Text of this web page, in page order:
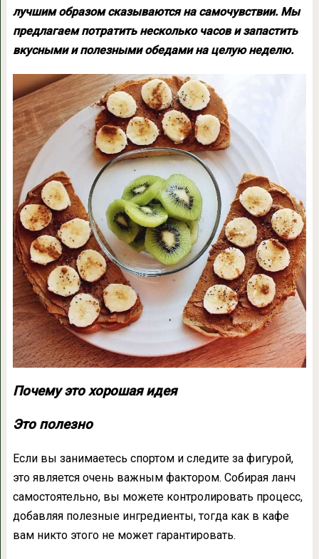
лучшим образом сказываются на самочувствии. Мы
предлагаем потратить несколько часов и запастить
вкусными и полезными обедами на целую неделю.
Почему это хорошая идея
Это полезно
Если вы занимаетесь спортом и следите за фигурой,
это является очень важным фактором. Собирая ланч
самостоятельно, вы можете контролировать процесс,
добавляя полезные ингредиенты, тогда как в кафе
вам никто этого не может гарантировать.